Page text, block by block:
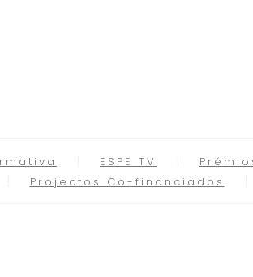
ESPE TV
Projectos Co-financiados